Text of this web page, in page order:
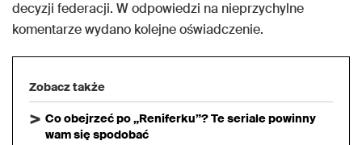
decyzji federacji. W odpowiedzi na nieprzychylne
komentarze wydano kolejne oświadczenie.
Zobacz także
Co obejrzeć po „Reniferku”? Te seriale powinny
wam się spodobać